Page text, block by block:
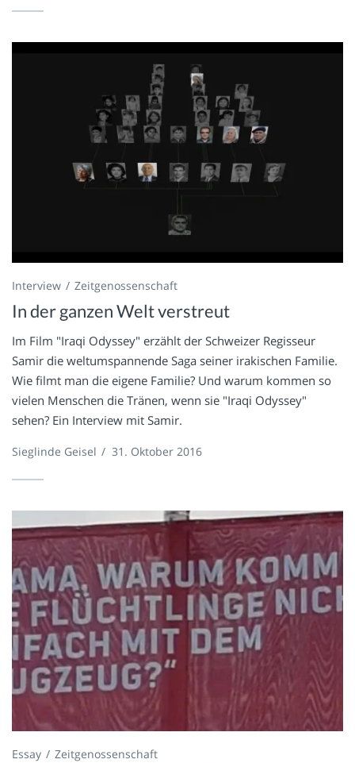
Interview Zeitgenossenschaft
In der ganzen Welt verstreut
Im Film "Iraqi Odyssey" erzählt der Schweizer Regisseur
Samir die weltumspannende Saga seiner irakischen Familie.
Wie filmt man die eigene Familie? Und warum kommen so
vielen Menschen die Tränen, wenn sie "Iraqi Odyssey"
sehen? Ein Interview mit Samir.
Sieglinde Geisel / 31. Oktober 2016
Essay Zeitgenossenschaft